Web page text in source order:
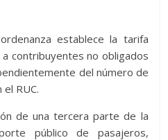
establece la tarifa
a contribuyentes no obligados
del número de
RUC.
de una tercera parte de la
público de pasajeros,